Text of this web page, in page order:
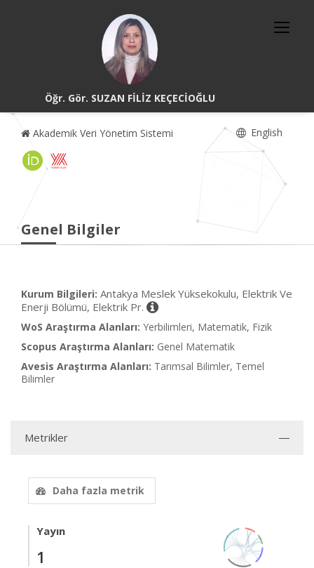
Öğr. Gör. SUZAN FİLİZ KEÇECİOĞLU
Akademik Veri Yönetim Sistemi English
Genel Bilgiler
Kurum Bilgileri: Antakya Meslek Yüksekokulu, Elektrik Ve
Enerji Bölümü, Elektrik Pr.
WoS Araştırma Alanları: Yerbilimleri, Matematik, Fizik
Scopus Araştırma Alanları: Genel Matematik
Avesis Araştırma Alanları: Tarımsal Bilimler, Temel
Bilimler
Metrikler
Daha fazla metrik
Yayın
1